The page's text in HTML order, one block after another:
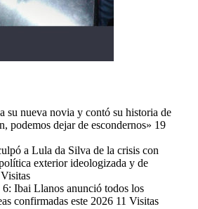
su nueva novia y contó su historia de
podemos dejar de escondernos» 19
a Lula da Silva de la crisis con
exterior ideologizada y de
Ibai Llanos anunció todos los
confirmadas este 2026 11 Visitas